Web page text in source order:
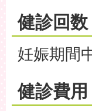
健診回数
妊娠期間
健診費用